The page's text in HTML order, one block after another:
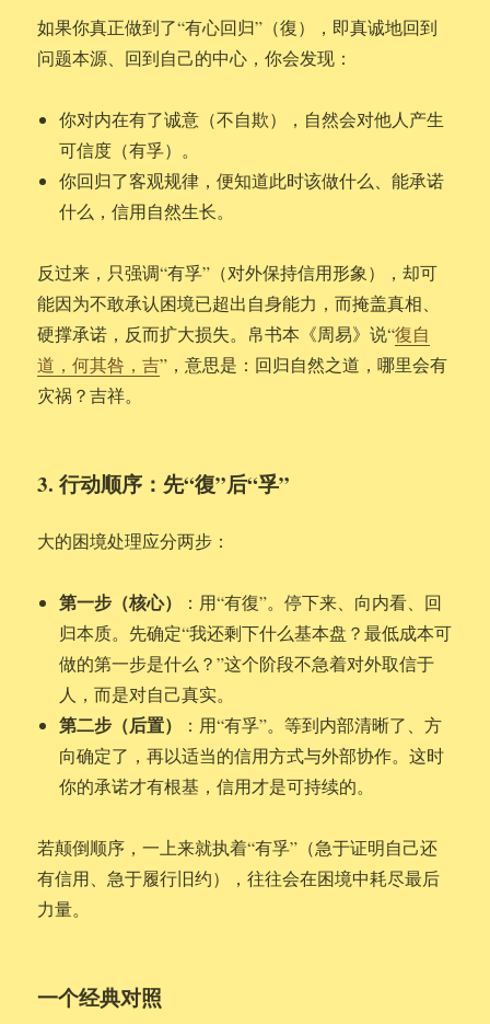
如果你真正做到了“有心回归”（復），即真诚地回到
问题本源、回到自己的中心，你会发现：
你对内在有了诚意（不自欺），自然会对他人产生
可信度（有孚）。
你回归了客观规律，便知道此时该做什么、能承诺
什么，信用自然生长。
反过来，只强调“有孚”（对外保持信用形象），却可
能因为不敢承认困境已超出自身能力，而掩盖真相、
硬撑承诺，反而扩大损失。帛书本《周易》说“復自
道，何其咎，吉”，意思是：回归自然之道，哪里会有
灾祸？吉祥。
3. 行动顺序：先“復”后“孚”
大的困境处理应分两步：
第一步（核心）
：用“有復”。停下来、向内看、回
归本质。先确定“我还剩下什么基本盘？最低成本可
做的第一步是什么？”这个阶段不急着对外取信于
人，而是对自己真实。
第二步（后置）
：用“有孚”。等到内部清晰了、方
向确定了，再以适当的信用方式与外部协作。这时
你的承诺才有根基，信用才是可持续的。
若颠倒顺序，一上来就执着“有孚”（急于证明自己还
有信用、急于履行旧约），往往会在困境中耗尽最后
力量。
一个经典对照